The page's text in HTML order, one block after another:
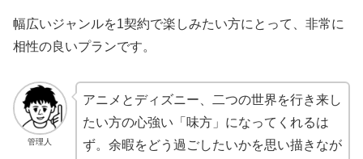
幅広いジャンルを1契約で楽しみたい方にとって、非常に
相性の良いプランです。
管理人
アニメとディズニー、二つの世界を行き来し
たい方の心強い「味方」になってくれるは
ず。余暇をどう過ごしたいかを思い描きなが